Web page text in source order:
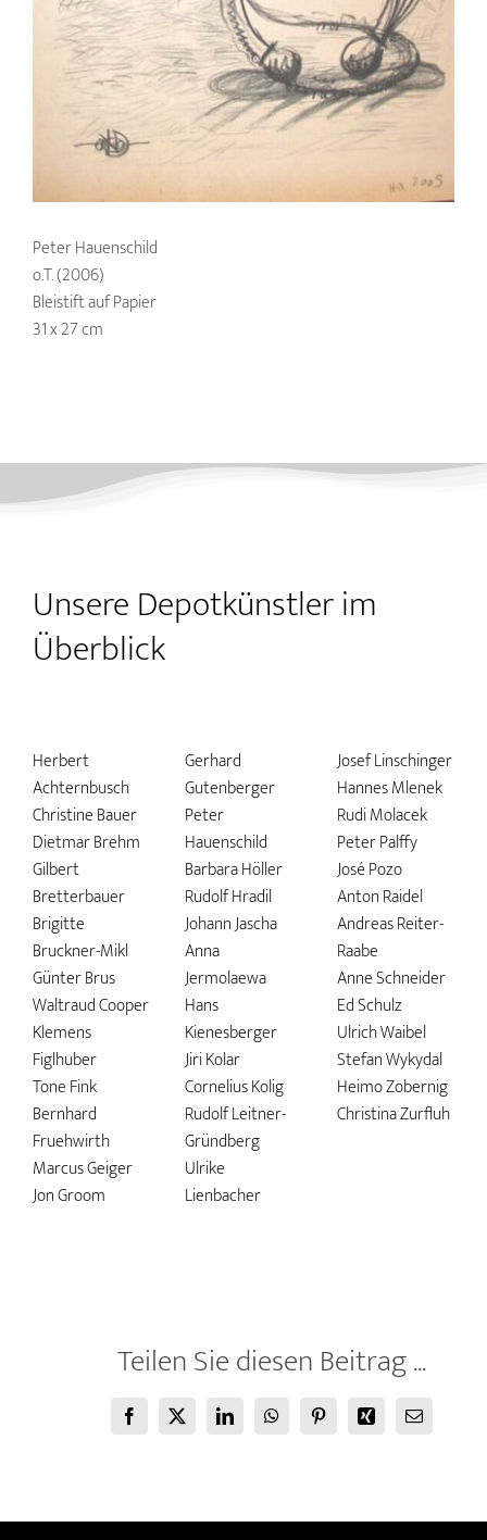
Peter Hauenschild
o.T. (2006)
Bleistift auf Papier
31 x 27 cm
Unsere Depotkünstler im
Überblick
Herbert
Achternbusch
Christine Bauer
Dietmar Brehm
Gilbert
Bretterbauer
Brigitte
Bruckner-Mikl
Günter Brus
Waltraud Cooper
Klemens
Figlhuber
Tone Fink
Bernhard
Fruehwirth
Marcus Geiger
Jon Groom
Gerhard
Gutenberger
Peter
Hauenschild
Barbara Höller
Rudolf Hradil
Johann Jascha
Anna
Jermolaewa
Hans
Kienesberger
Jiri Kolar
Cornelius Kolig
Rudolf Leitner-
Gründberg
Ulrike
Lienbacher
Josef Linschinger
Hannes Mlenek
Rudi Molacek
Peter Palffy
José Pozo
Anton Raidel
Andreas Reiter-
Raabe
Anne Schneider
Ed Schulz
Ulrich Waibel
Stefan Wykydal
Heimo Zobernig
Christina Zurfluh
Teilen Sie diesen Beitrag ...
Facebook
X LinkedInWhatsAppPinterestXing
E-